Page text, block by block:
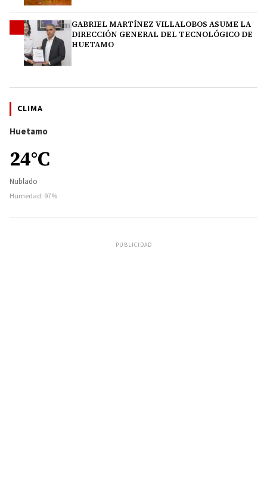
GABRIEL MARTÍNEZ VILLALOBOS ASUME LA
DIRECCIÓN GENERAL DEL TECNOLÓGICO DE
HUETAMO
CLIMA
Huetamo
24°C
Nublado
Humedad: 97%
PUBLICIDAD